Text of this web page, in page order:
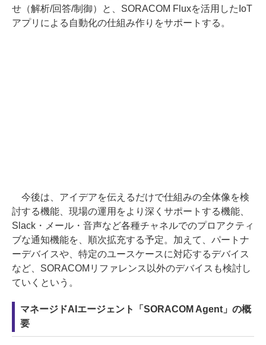
せ（解析/回答/制御）と、SORACOM Fluxを活用したIoT
アプリによる自動化の仕組み作りをサポートする。
今後は、アイデアを伝えるだけで仕組みの全体像を検
討する機能、現場の運用をより深くサポートする機能、
Slack・メール・音声など各種チャネルでのプロアクティ
ブな通知機能を、順次拡充する予定。加えて、パートナ
ーデバイスや、特定のユースケースに対応するデバイス
など、SORACOMリファレンス以外のデバイスも検討し
ていくという。
マネージドAIエージェント「SORACOM Agent」の概
要